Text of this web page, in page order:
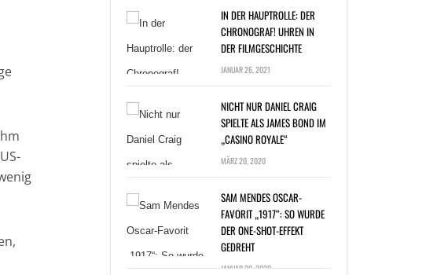
NICHT NUR DANIEL
CRAIG SPIELTE ALS
„CASINO ROYALE“ »
IN DER HAUPTROLLE: DER
CHRONOGRAF! UHREN IN
DER FILMGESCHICHTE
JANUAR 26, 2021
NICHT NUR DANIEL CRAIG
SPIELTE ALS JAMES BOND IM
„CASINO ROYALE“
MÄRZ 20, 2020
SAM MENDES OSCAR-
FAVORIT „1917“: SO WURDE
DER ONE-SHOT-EFFEKT
GEDREHT
JANUAR 20, 2020